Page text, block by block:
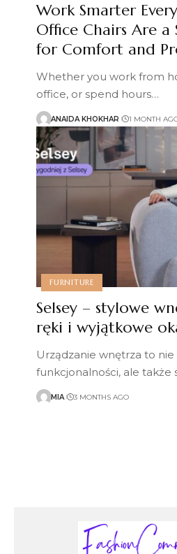
Work Smarter
Office Chairs Are a
for Comfort and
Whether you work from
office, or spend hours…
ANAIDA KHOKHAR 1 MONTH
FURNITURE
Selsey – stylowe
ręki i wyjątkowe
Urządzanie wnętrza to
funkcjonalności, ale także
MIA 3 MONTHS AGO